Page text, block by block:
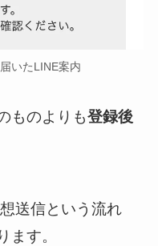
いたLINE案内
ものよりも登録後
送信という流れ
ます。